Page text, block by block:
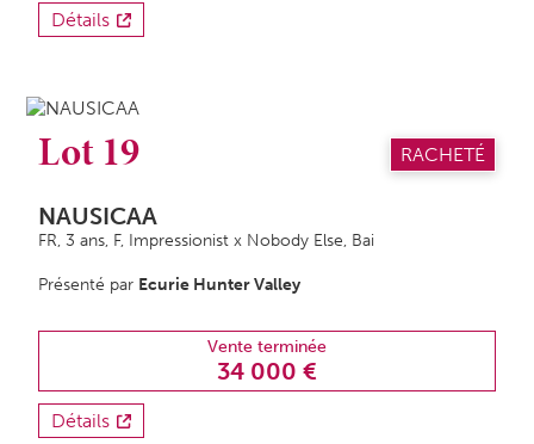
Détails
Lot 19 RACHETÉ
NAUSICAA
FR, 3 ans, F, Impressionist x Nobody Else, Bai
Présenté par Ecurie Hunter Valley
Vente terminée
34 000 €
Détails